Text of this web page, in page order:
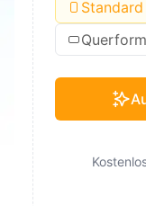
Standard